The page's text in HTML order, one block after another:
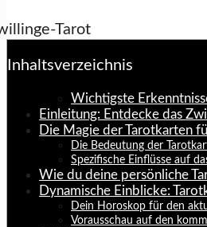
Inhaltsverzeichnis
Wichtigste
Einleitung: Entdecke das
Die Magie der Tarotkarten
Die Bedeutung der
Spezifische Einflüsse auf
Wie du deine persönliche
Dynamische Einblicke:
Dein Horoskop für den
Vorausschau auf den